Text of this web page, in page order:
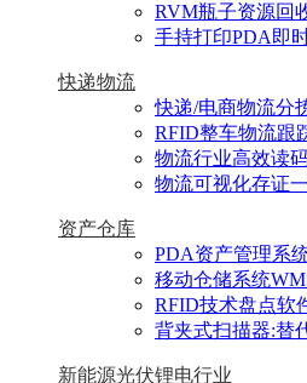
RVM瓶子资源回
手持打印PDA即
快递物流
快递/电商物流分
RFID整车物流跟
物流行业高效读
物流可视化存证
资产仓库
PDA资产管理系
移动仓储系统
RFID技术盘点软
背夹式扫描器:替
新能源光伏锂电行业